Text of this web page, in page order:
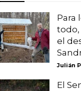
Para
todo,
el
Julián
El